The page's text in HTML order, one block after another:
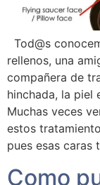
Tod@s
rellenos, una
compañera de
hinchada, la piel
Muchas veces
estos
pues esas
Como